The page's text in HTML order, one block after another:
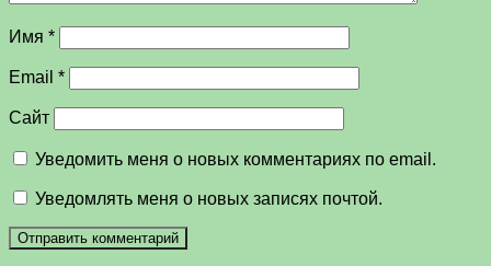
Имя *
Email *
Сайт
Уведомить меня о новых комментариях по email.
Уведомлять меня о новых записях почтой.